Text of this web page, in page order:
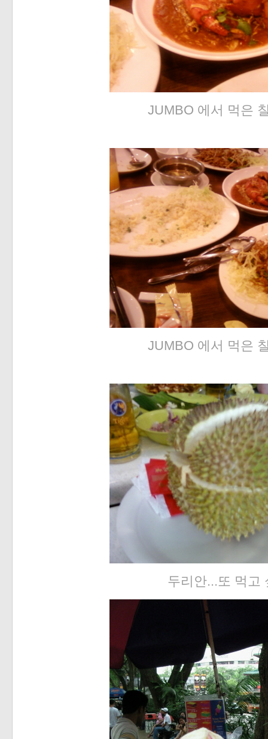
JUMBO 에서 먹은
JUMBO 에서 먹은
두리안...또 먹고